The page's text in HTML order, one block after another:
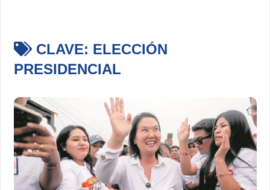
CLAVE: ELECCIÓN
PRESIDENCIAL